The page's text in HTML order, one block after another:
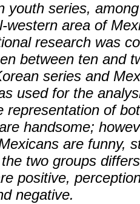
youth series,
western area of
research was
between ten and
series and
used for the
representation of
handsome;
are funny,
two groups
positive,
negative.